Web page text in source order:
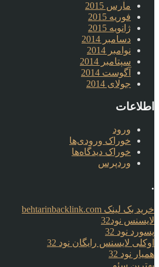
مارس 2015
فوریه 2015
ژانویه 2015
دسامبر 2014
نوامبر 2014
سپتامبر 2014
آگوست 2014
جولای 2014
اطلاعات
ورود
خوراک ورودی‌ها
خوراک دیدگاه‌ها
وردپرس
.
خرید بک لینک behtarinbacklink.com
لایسنس نود32
پسورد نود 32
اوکلی لایسنس رایگان نود 32
همیار نود 32
بهترین سئو